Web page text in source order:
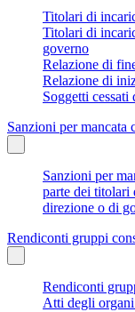
Titolari di
Titolari di
governo
Relazione di
Relazione di
Soggetti
Sanzioni per mancata
Sanzioni per
parte dei
direzione o di
Rendiconti gruppi
Rendiconti
Atti degli